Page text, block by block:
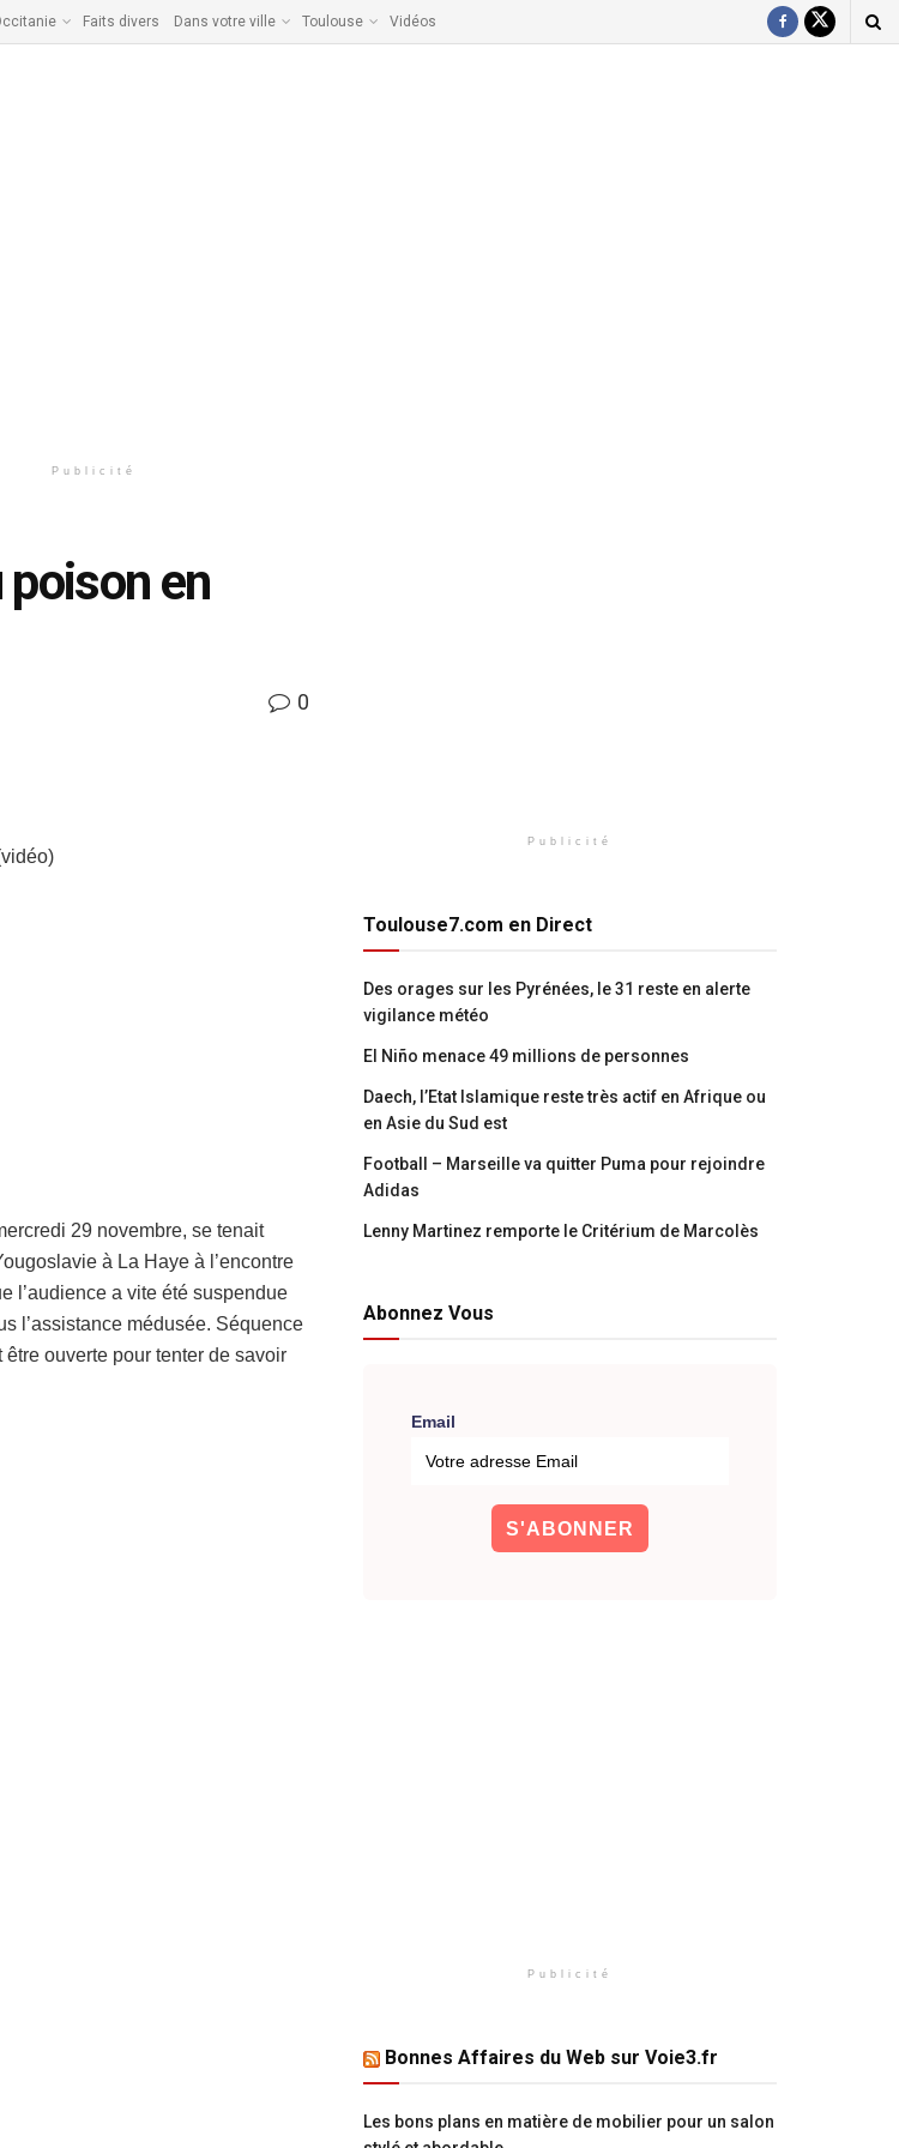
Faits divers Dans votre ville Toulouse Vidéos
Publicité
poison en
0
29 novembre, se tenait
à La Haye à l’encontre
l’audience a vite été suspendue
l’assistance médusée. Séquence
ouverte pour tenter de savoir
Publicité
Toulouse7.com en Direct
Des orages sur les Pyrénées, le 31 reste en alerte
vigilance météo
El Niño menace 49 millions de personnes
Daech, l’Etat Islamique reste très actif en Afrique ou
en Asie du Sud est
Football – Marseille va quitter Puma pour rejoindre
Adidas
Lenny Martinez remporte le Critérium de Marcolès
Abonnez Vous
Email
Publicité
Bonnes Affaires du Web sur Voie3.fr
Les bons plans en matière de mobilier pour un salon